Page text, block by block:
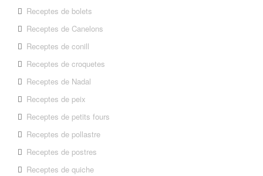
Receptes de bolets
Receptes de Canelons
Receptes de conill
Receptes de croquetes
Receptes de Nadal
Receptes de peix
Receptes de petits fours
Receptes de pollastre
Receptes de postres
Receptes de quiche